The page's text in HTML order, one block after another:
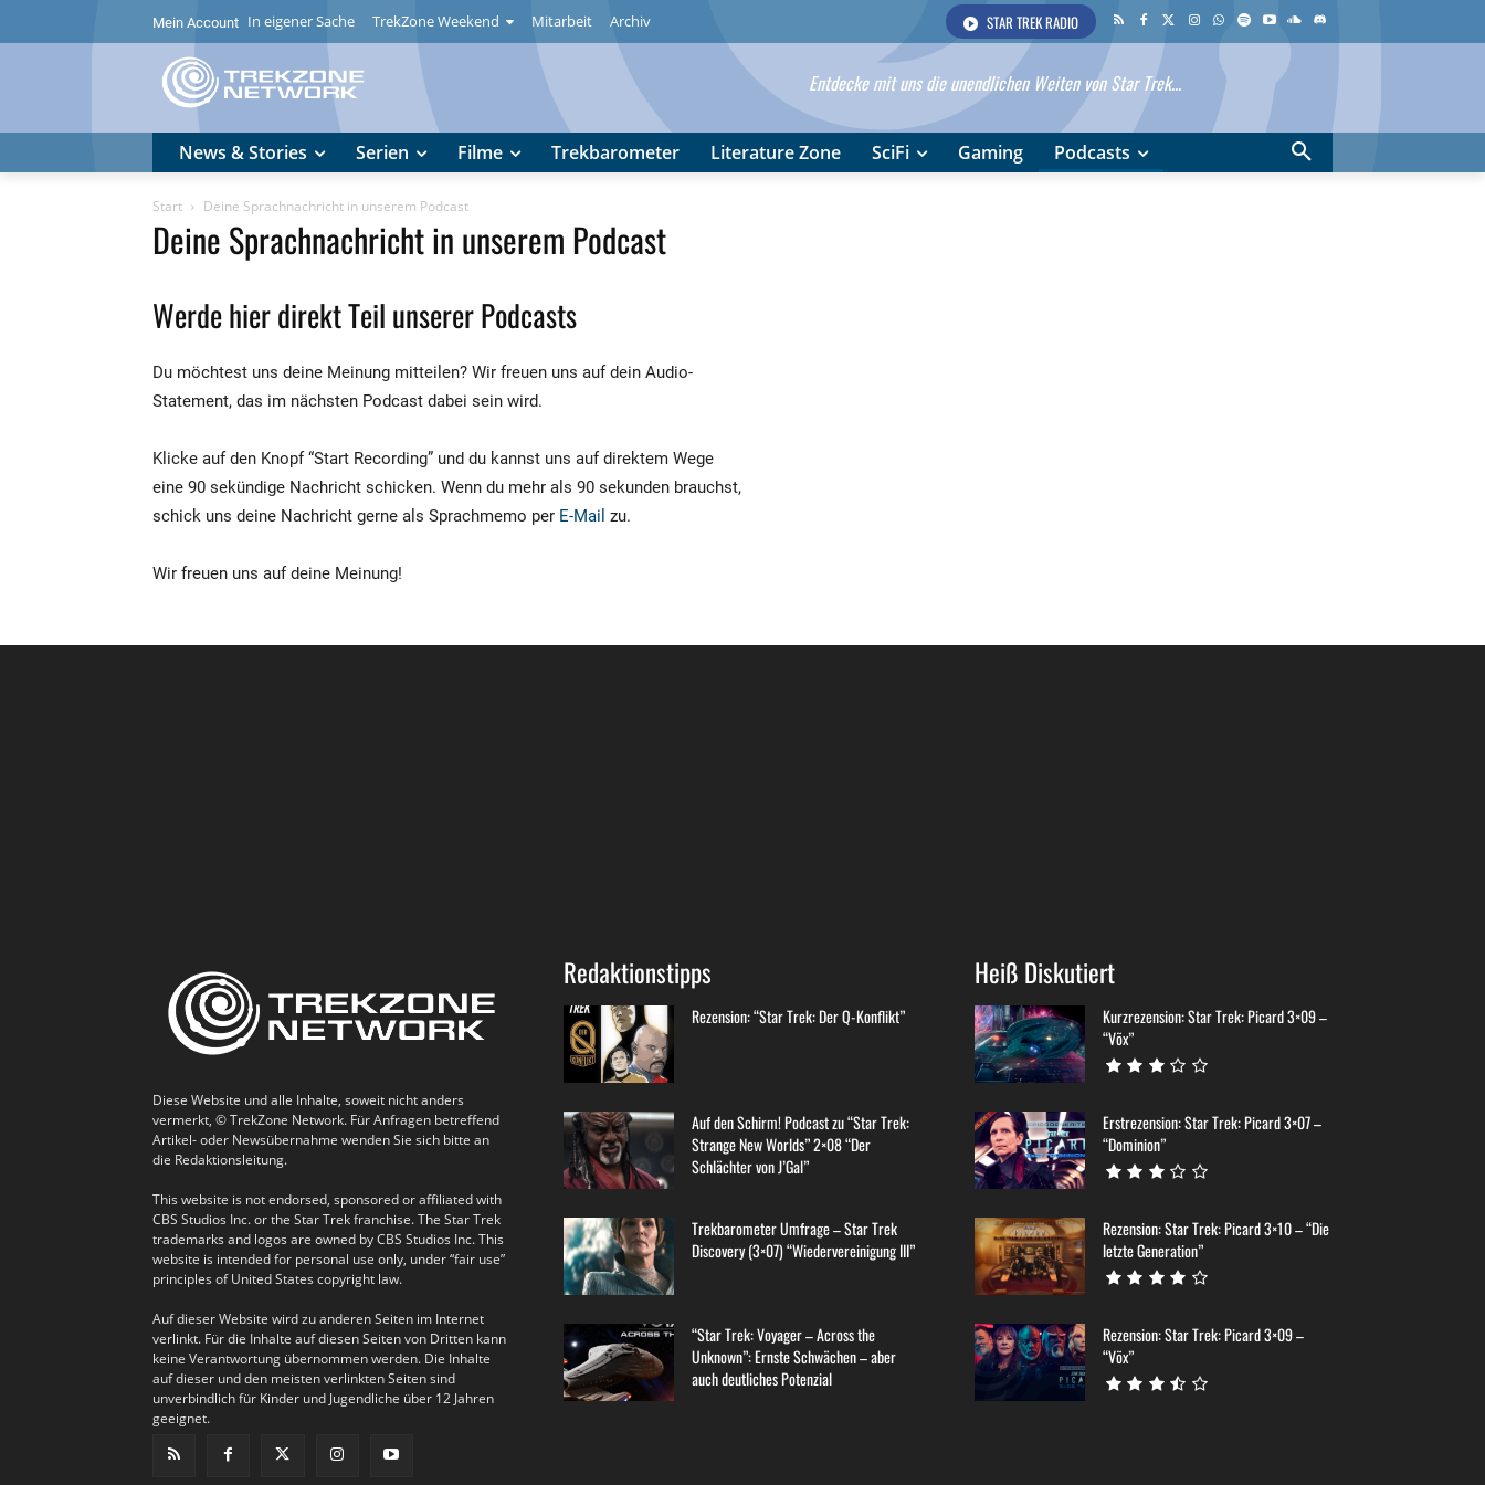
Mein Account In eigener Sache TrekZone Weekend Mitarbeit Archiv STAR TREK RADIO
Entdecke mit uns die unendlichen Weiten von Star Trek...
News & Stories Serien Filme Trekbarometer Literature Zone SciFi Gaming Podcasts
Start Deine Sprachnachricht in unserem Podcast
Deine Sprachnachricht in unserem Podcast
Werde hier direkt Teil unserer Podcasts
Du möchtest uns deine Meinung mitteilen? Wir freuen uns auf dein Audio-
Statement, das im nächsten Podcast dabei sein wird.
Klicke auf den Knopf “Start Recording” und du kannst uns auf direktem Wege
eine 90 sekündige Nachricht schicken. Wenn du mehr als 90 sekunden brauchst,
schick uns deine Nachricht gerne als Sprachmemo per E-Mail zu.
Wir freuen uns auf deine Meinung!
Diese Website und alle Inhalte, soweit nicht anders
vermerkt, © TrekZone Network. Für Anfragen betreffend
Artikel- oder Newsübernahme wenden Sie sich bitte an
die Redaktionsleitung.
This website is not endorsed, sponsored or affiliated with
CBS Studios Inc. or the Star Trek franchise. The Star Trek
trademarks and logos are owned by CBS Studios Inc. This
website is intended for personal use only, under “fair use”
principles of United States copyright law.
Auf dieser Website wird zu anderen Seiten im Internet
verlinkt. Für die Inhalte auf diesen Seiten von Dritten kann
keine Verantwortung übernommen werden. Die Inhalte
auf dieser und den meisten verlinkten Seiten sind
unverbindlich für Kinder und Jugendliche über 12 Jahren
geeignet.
Redaktionstipps
Rezension: “Star Trek: Der Q-Konflikt”
Auf den Schirm! Podcast zu “Star Trek:
Strange New Worlds” 2×08 “Der
Schlächter von J’Gal”
Trekbarometer Umfrage – Star Trek
Discovery (3×07) “Wiedervereinigung III”
“Star Trek: Voyager – Across the
Unknown”: Ernste Schwächen – aber
auch deutliches Potenzial
Heiß Diskutiert
Kurzrezension: Star Trek: Picard 3×09 –
“Võx”
Erstrezension: Star Trek: Picard 3×07 –
“Dominion”
Rezension: Star Trek: Picard 3×10 – “Die
letzte Generation”
Rezension: Star Trek: Picard 3×09 –
“Võx”